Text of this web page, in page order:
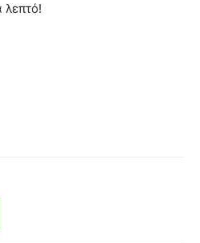
λεπτό!